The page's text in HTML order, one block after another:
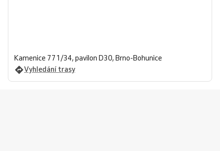
Kamenice 771/34, pavilon D30, Brno-Bohunice
Vyhledání trasy